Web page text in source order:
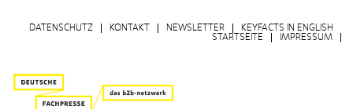
KEYFACTS IN ENGLISH
NEWSLETTER
KONTAKT
DATENSCHUTZ
IMPRESSUM
STARTSEITE